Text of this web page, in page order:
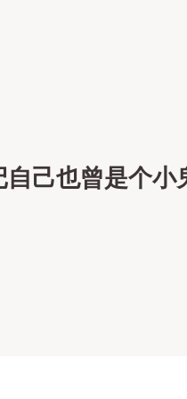
己也曾是个小